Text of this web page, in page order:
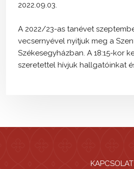
2022.09.03.
A 2022/23-as tanévet
vecsernyével nyitjuk meg a
Székesegyházban. A 18:15-kor
szeretettel hívjuk hallgatóinkat
KAPCSOLAT